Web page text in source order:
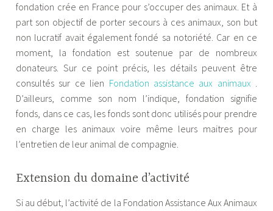
fondation crée en France pour s’occuper des animaux. Et à
part son objectif de porter secours à ces animaux, son but
non lucratif avait également fondé sa notoriété. Car en ce
moment, la fondation est soutenue par de nombreux
donateurs. Sur ce point précis, les détails peuvent être
consultés sur ce lien Fondation assistance aux animaux .
D’ailleurs, comme son nom l’indique, fondation signifie
fonds, dans ce cas, les fonds sont donc utilisés pour prendre
en charge les animaux voire même leurs maitres pour
l’entretien de leur animal de compagnie.
Extension du domaine d’activité
Si au début, l’activité de la Fondation Assistance Aux Animaux